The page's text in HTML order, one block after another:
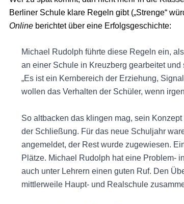
Berliner Schule klare Regeln gibt („Strenge“
Online berichtet über eine Erfolgsgeschichte:
Michael Rudolph führte diese Regeln ein,
an einer Schule in Kreuzberg gearbeitet
„Es ist ein Kernbereich der Erziehung,
wollen das Verhalten der Schüler, wenn
So altbacken das klingen mag, sein
der Schließung. Für das neue Schuljahr
angemeldet, der Rest wurde zugewiesen.
Plätze. Michael Rudolph hat eine Problem-
auch unter Lehrern einen guten Ruf. Den
mittlerweile Haupt- und Realschule